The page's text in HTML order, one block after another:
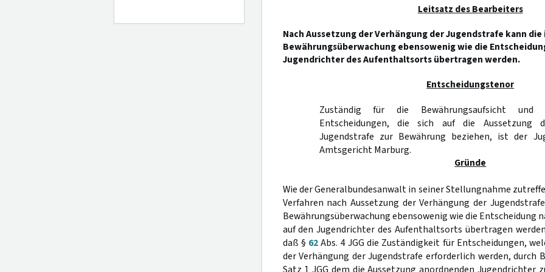
Leitsatz des Bearbeiters
Nach Aussetzung der Verhängung der Jugendstrafe kann die
Bewährungsüberwachung ebensowenig wie die
Jugendrichter des Aufenthaltsorts übertragen werden.
Entscheidungstenor
Zuständig für die Bewährungsaufsicht und
Entscheidungen, die sich auf die Aussetzung
Jugendstrafe zur Bewährung beziehen, ist der
Amtsgericht Marburg.
Gründe
Wie der Generalbundesanwalt in seiner Stellungnahme
Verfahren nach Aussetzung der Verhängung der
Bewährungsüberwachung ebensowenig wie die Entscheidung
auf den Jugendrichter des Aufenthaltsorts übertragen
daß § 62Abs. 4 JGG die Zuständigkeit für Entscheidungen,
der Verhängung der Jugendstrafe erforderlich werden, durch